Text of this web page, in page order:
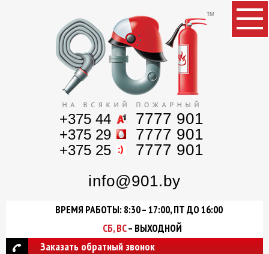
+375 44 7777 901
+375 29 7777 901
+375 25
7777 901
info@901.by
ВРЕМЯ РАБОТЫ: 8:30 – 17:00, ПТ ДО 16:00
СБ, ВС– ВЫХОДНОЙ
Заказать обратный звонок